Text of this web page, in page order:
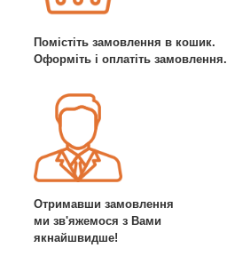
Помістіть замовлення в кошик.
Оформіть і оплатіть замовлення.
Отримавши замовлення
ми зв'яжемося з Вами
якнайшвидше!